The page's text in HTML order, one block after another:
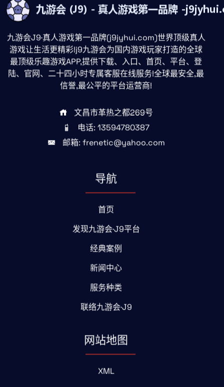
九游会J9·真人游戏第一品牌(j9jyhui.com)世界顶级真人
游戏让生活更精彩!j9九游会为国内游戏玩家打造的全球
最顶级乐趣游戏APP,提供下载、入口、首页、平台、登
陆、官网、二十四小时专属客服在线服务!全球最安全,最
信誉,最公平的平台运营商!
文昌市革热之都269号
电话: 13594780387
邮箱: frenetic@yahoo.com
导航
首页
发现九游会·J9平台
经典案例
新闻中心
服务种类
联络九游会·J9
网站地图
XML